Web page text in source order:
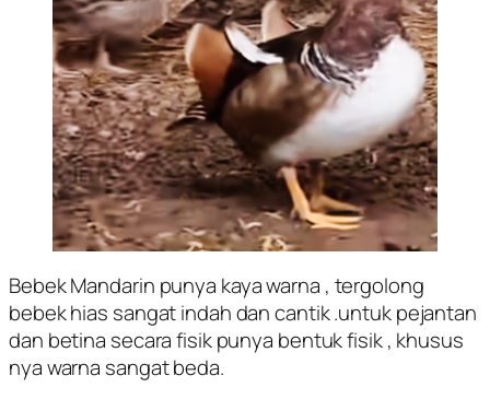
Bebek Mandarin punya kaya warna , tergolong
bebek hias sangat indah dan cantik .untuk pejantan
dan betina secara fisik punya bentuk fisik , khusus
nya warna sangat beda.